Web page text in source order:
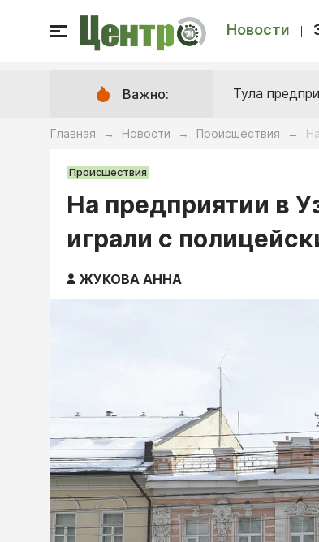
Новости
Важно: Тула
Главная → Новости → Происшествия →
Происшествия
На предприятии в
играли с
ЖУКОВА АННА